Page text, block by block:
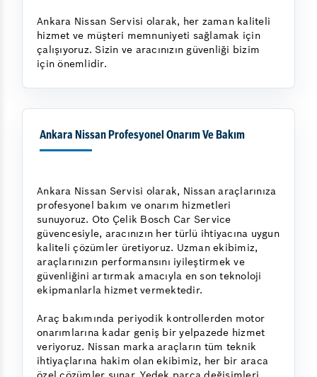
Ankara Nissan Servisi olarak, her zaman kaliteli
hizmet ve müşteri memnuniyeti sağlamak için
çalışıyoruz. Sizin ve aracınızın güvenliği bizim
için önemlidir.
Ankara Nissan Profesyonel Onarım Ve Bakım
Ankara Nissan Servisi olarak, Nissan araçlarınıza
profesyonel bakım ve onarım hizmetleri
sunuyoruz. Oto Çelik Bosch Car Service
güvencesiyle, aracınızın her türlü ihtiyacına uygun
kaliteli çözümler üretiyoruz. Uzman ekibimiz,
araçlarınızın performansını iyileştirmek ve
güvenliğini artırmak amacıyla en son teknoloji
ekipmanlarla hizmet vermektedir.
Araç bakımında periyodik kontrollerden motor
onarımlarına kadar geniş bir yelpazede hizmet
veriyoruz. Nissan marka araçların tüm teknik
ihtiyaçlarına hakim olan ekibimiz, her bir araca